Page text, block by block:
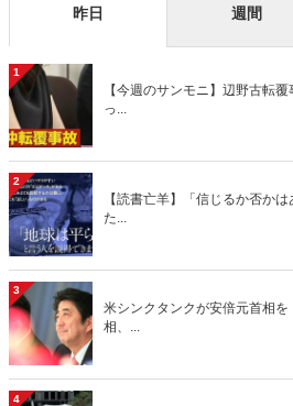
昨日 週間
1
【今週のサンモニ】辺野古転
っ...
2
【読書亡羊】「信じるか否か
た...
3
米シンクタンクが安倍元首相
相、...
4